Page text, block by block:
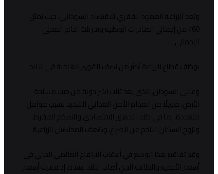
وتعد الزراعة العمود الفقري للاقتصاد السوداني، حيث تمثل
60٪ من إجمالي الصادرات الوطنية وتدر ثلث الناتج المحلي
الإجمالي.
يوظف قطاع الزراعة أكثر من نصف القوى العاملة في البلاد
وعانى السودان، الذي يعد ثالث أكبر دولة من حيث مساحة
الأرض، طويلًا من انعدام الأمن الغذائي الشديد بسبب عوامل
متعددة، بما في ذلك التدهور الاقتصادي والتضخم المفرط،
ونزوح السكان الناجم عن الصراع، وضعف المحاصيل الزراعية.
وقد تفاقم هذا الوضع في أعقاب الارتفاع العالمي الحالي في
أسعار الأغذية والطاقة الذي أصاب البلاد بشدة، إذ قفزت أسعار